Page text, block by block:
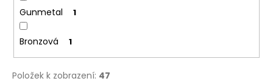
Gunmetal 1
Bronzová 1
Položek k zobrazení: 47